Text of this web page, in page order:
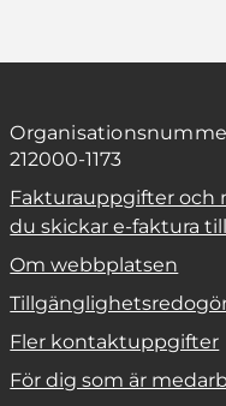
212000-1173
Fakturauppgifter och
du skickar e-faktura
Om webbplatsen
Fler kontaktuppgifter
För dig som är